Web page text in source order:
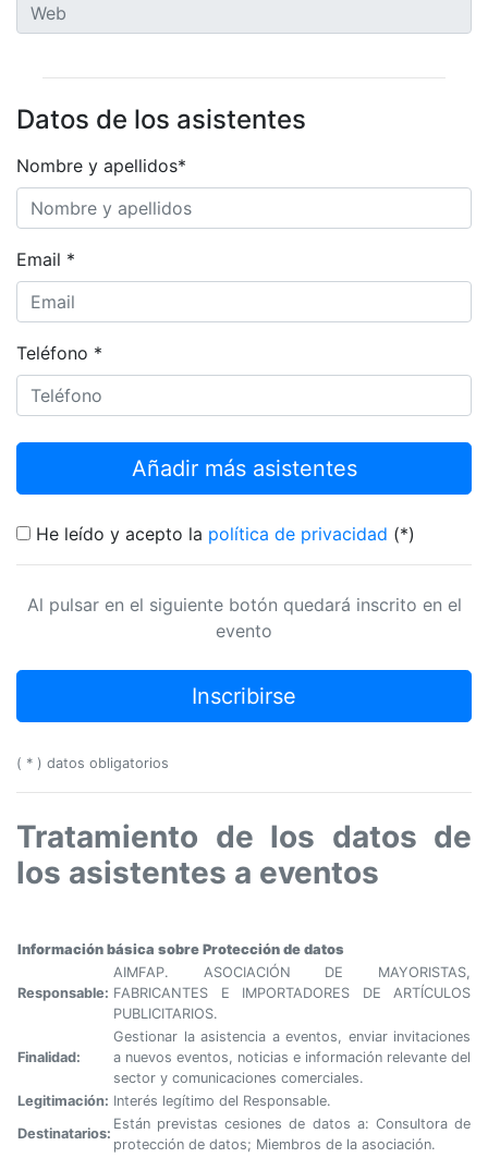
Datos de los asistentes
Nombre y apellidos*
Email *
Teléfono *
He leído y acepto la política de privacidad (*)
Al pulsar en el siguiente botón quedará inscrito en el
evento
( * ) datos obligatorios
Tratamiento de los datos de
los asistentes a eventos
Información básica sobre Protección de datos
Responsable:
AIMFAP. ASOCIACIÓN DE MAYORISTAS,
FABRICANTES E IMPORTADORES DE ARTÍCULOS
PUBLICITARIOS.
Finalidad:
Gestionar la asistencia a eventos, enviar invitaciones
a nuevos eventos, noticias e información relevante del
sector y comunicaciones comerciales.
Legitimación: Interés legítimo del Responsable.
Destinatarios:
Están previstas cesiones de datos a: Consultora de
protección de datos; Miembros de la asociación.